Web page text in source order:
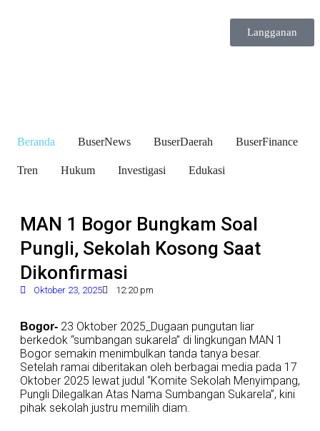
Langganan
Beranda BuserNews BuserDaerah BuserFinance
Tren Hukum Investigasi Edukasi
MAN 1 Bogor Bungkam Soal
Pungli, Sekolah Kosong Saat
Dikonfirmasi
Oktober 23, 2025 12:20 pm
Bogor- 23 Oktober 2025_Dugaan pungutan liar
berkedok “sumbangan sukarela” di lingkungan MAN 1
Bogor semakin menimbulkan tanda tanya besar.
Setelah ramai diberitakan oleh berbagai media pada 17
Oktober 2025 lewat judul “Komite Sekolah Menyimpang,
Pungli Dilegalkan Atas Nama Sumbangan Sukarela”, kini
pihak sekolah justru memilih diam.